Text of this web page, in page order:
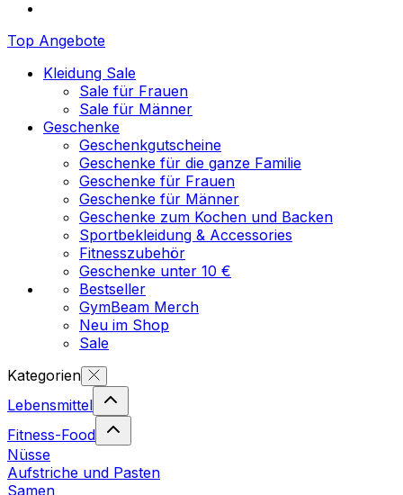
Top Angebote
Kleidung Sale
Sale für Frauen
Sale für Männer
Geschenke
Geschenkgutscheine
Geschenke für die ganze Familie
Geschenke für Frauen
Geschenke für Männer
Geschenke zum Kochen und Backen
Sportbekleidung & Accessories
Fitnesszubehör
Geschenke unter 10 €
Bestseller
GymBeam Merch
Neu im Shop
Sale
Kategorien
Lebensmittel
Fitness-Food
Nüsse
Aufstriche und Pasten
Samen